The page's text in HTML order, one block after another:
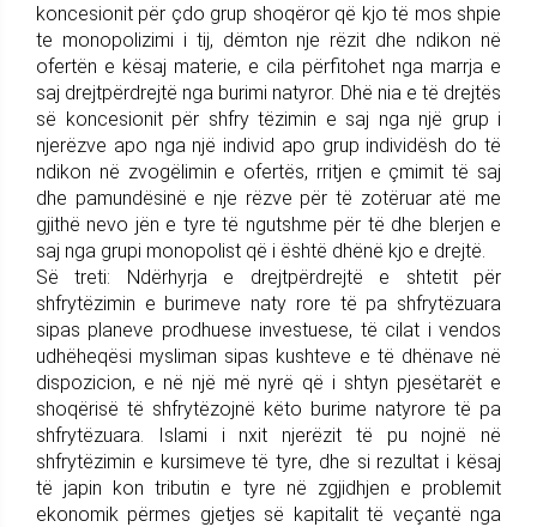
koncesionit për çdo grup shoqëror që kjo të mos shpie
te monopolizimi i tij, dëmton nje rëzit dhe ndikon në
ofertën e kësaj materie, e cila përfitohet nga marrja e
saj drejtpërdrejtë nga burimi natyror. Dhë nia e të drejtës
së koncesionit për shfry tëzimin e saj nga një grup i
njerëzve apo nga një individ apo grup individësh do të
ndikon në zvogëlimin e ofertës, rritjen e çmimit të saj
dhe pamundësinë e nje rëzve për të zotëruar atë me
gjithë nevo jën e tyre të ngutshme për të dhe blerjen e
saj nga grupi monopolist që i është dhënë kjo e drejtë.
Së treti: Ndërhyrja e drejtpërdrejtë e shtetit për
shfrytëzimin e burimeve naty rore të pa shfrytëzuara
sipas planeve prodhuese investuese, të cilat i vendos
udhëheqësi mysliman sipas kushteve e të dhënave në
dispozicion, e në një më nyrë që i shtyn pjesëtarët e
shoqërisë të shfrytëzojnë këto burime natyrore të pa
shfrytëzuara. Islami i nxit njerëzit të pu nojnë në
shfrytëzimin e kursimeve të tyre, dhe si rezultat i kësaj
të japin kon tributin e tyre në zgjidhjen e problemit
ekonomik përmes gjetjes së kapitalit të veçantë nga